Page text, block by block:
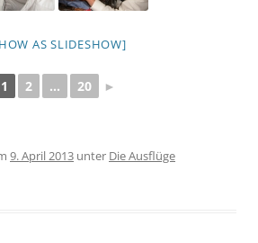
AS SLIDESHOW]
1 2 ... 20 ►
9. April 2013 unter Die Ausflüge